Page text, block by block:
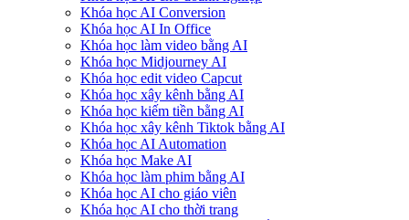
Khóa học AI Conversion
Khóa học AI In Office
Khóa học làm video bằng AI
Khóa học Midjourney AI
Khóa học edit video Capcut
Khóa học xây kênh bằng AI
Khóa học kiếm tiền bằng AI
Khóa học xây kênh Tiktok bằng AI
Khóa học AI Automation
Khóa học Make AI
Khóa học làm phim bằng AI
Khóa học AI cho giáo viên
Khóa học AI cho thời trang